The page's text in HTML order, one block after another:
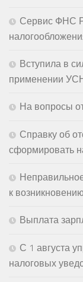
Сервис ФНС
Вступила в
применении
На вопросы
Справку об
сформировать
к
Выплата
С 1 августа
налоговых